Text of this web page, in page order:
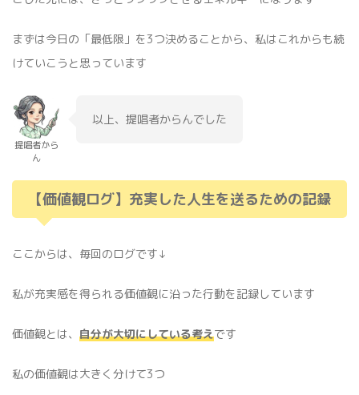
まずは今日の「最低限」を3つ決めることから、私はこれからも続
けていこうと思っています
提唱者から
ん
以上、提唱者からんでした
【価値観ログ】充実した人生を送るための記録
ここからは、毎回のログです↓
私が充実感を得られる価値観に沿った行動を記録しています
価値観とは、 自分が大切にしている考えです
私の価値観は大きく分けて3つ